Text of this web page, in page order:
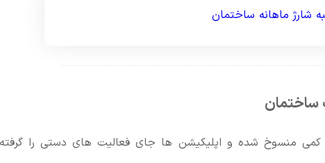
شارژ ماهانه ساختمان
ساختمان
منسوخ شده و اپلیکیشن ها جای فعالیت های دستی را گرفته